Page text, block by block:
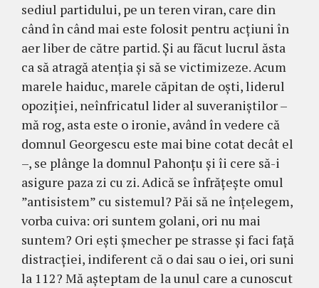
sediul partidului, pe un teren viran, care din
când în când mai este folosit pentru acțiuni în
aer liber de către partid. Și au făcut lucrul ăsta
ca să atragă atenția și să se victimizeze. Acum
marele haiduc, marele căpitan de oști, liderul
opoziției, neînfricatul lider al suveraniștilor –
mă rog, asta este o ironie, având în vedere că
domnul Georgescu este mai bine cotat decât el
–, se plânge la domnul Pahonțu și îi cere să-i
asigure paza zi cu zi. Adică se înfrățește omul
”antisistem” cu sistemul? Păi să ne înțelegem,
vorba cuiva: ori suntem golani, ori nu mai
suntem? Ori ești șmecher pe strasse și faci față
distracției, indiferent că o dai sau o iei, ori suni
la 112? Mă așteptam de la unul care a cunoscut